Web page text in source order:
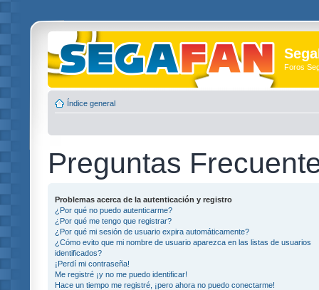
Foros
Índice general
Preguntas
Problemas acerca de la autenticación y registro
¿Por qué no puedo autenticarme?
¿Por qué me tengo que registrar?
¿Por qué mi sesión de usuario expira automáticamente?
¿Cómo evito que mi nombre de usuario aparezca en las listas de usuarios
identificados?
¡Perdí mi contraseña!
Me registré ¡y no me puedo identificar!
Hace un tiempo me registré, ¡pero ahora no puedo conectarme!